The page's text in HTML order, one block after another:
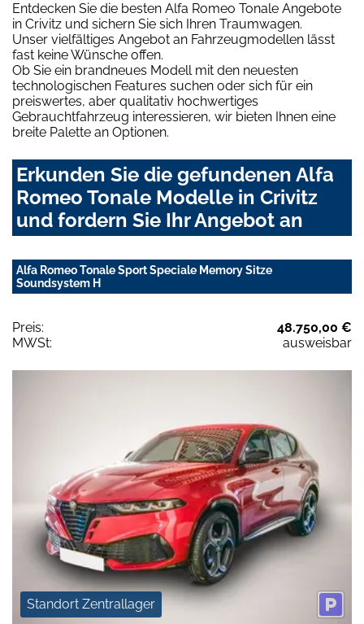
Entdecken Sie die besten Alfa Romeo Tonale Angebote
in Crivitz und sichern Sie sich Ihren Traumwagen.
Unser vielfältiges Angebot an Fahrzeugmodellen lässt
fast keine Wünsche offen.
Ob Sie ein brandneues Modell mit den neuesten
technologischen Features suchen oder sich für ein
preiswertes, aber qualitativ hochwertiges
Gebrauchtfahrzeug interessieren, wir bieten Ihnen eine
breite Palette an Optionen.
Erkunden Sie die gefundenen Alfa
Romeo Tonale Modelle in Crivitz
und fordern Sie Ihr Angebot an
Alfa Romeo Tonale Sport Speciale Memory Sitze
Soundsystem H
Preis:
48.750,00 €
MWSt:
ausweisbar
Standort Zentrallager